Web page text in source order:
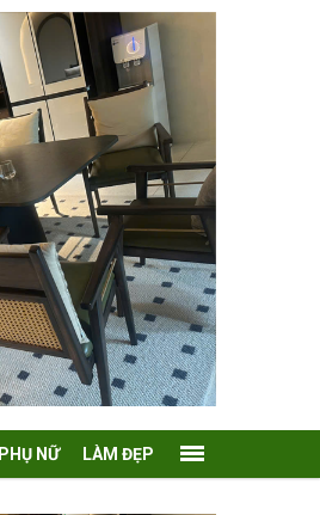
PHỤ NỮ LÀM ĐẸP